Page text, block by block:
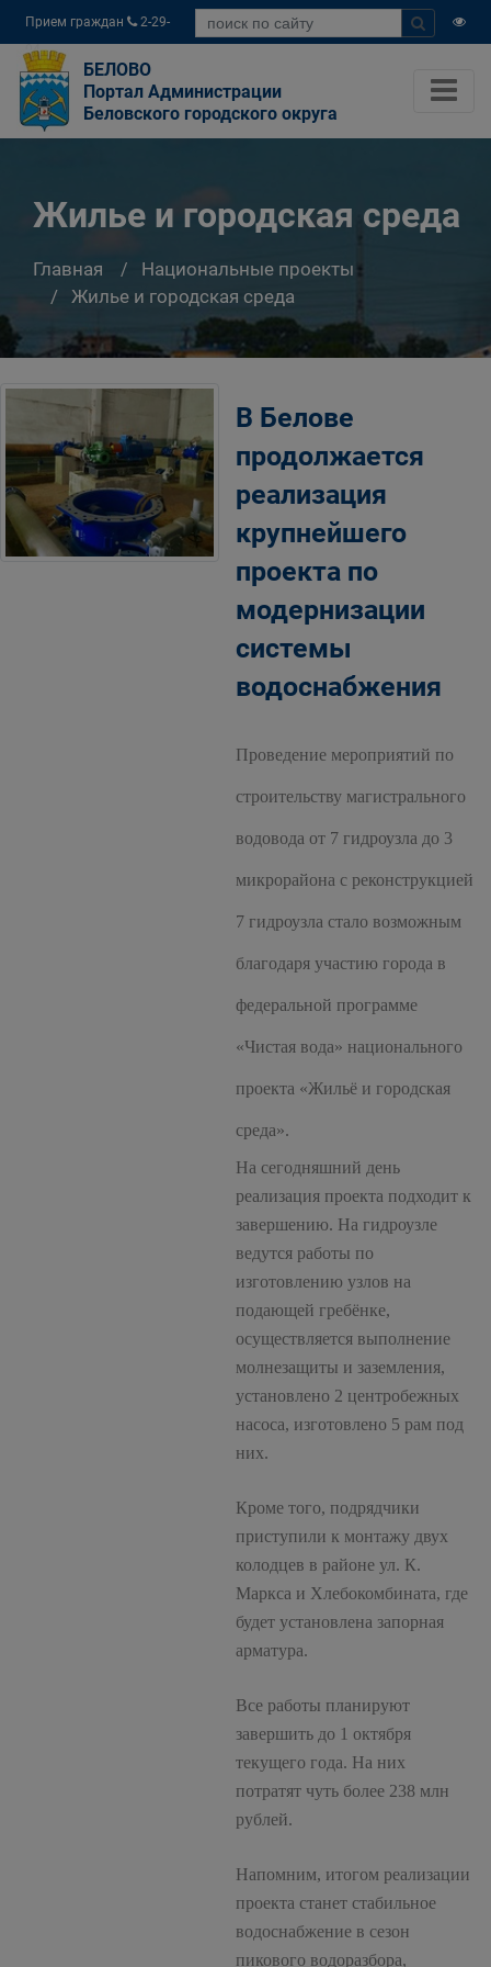
Прием граждан
2-29-
04
БЕЛОВО
Портал Администрации
Беловского городского округа
Жилье и городская среда
Главная
Национальные проекты
Жилье и городская среда
В Белове
продолжается
реализация
крупнейшего
проекта по
модернизации
системы
водоснабжения
Проведение мероприятий по
строительству магистрального
водовода от 7 гидроузла до 3
микрорайона с реконструкцией
7 гидроузла стало возможным
благодаря участию города в
федеральной программе
«Чистая вода» национального
проекта «Жильё и городская
среда».
На сегодняшний день
реализация проекта подходит к
завершению. На гидроузле
ведутся работы по
изготовлению узлов на
подающей гребёнке,
осуществляется выполнение
молнезащиты и заземления,
установлено 2 центробежных
насоса, изготовлено 5 рам под
них.
Кроме того, подрядчики
приступили к монтажу двух
колодцев в районе ул. К.
Маркса и Хлебокомбината, где
будет установлена запорная
арматура.
Все работы планируют
завершить до 1 октября
текущего года. На них
потратят чуть более 238 млн
рублей.
Напомним, итогом реализации
проекта станет стабильное
водоснабжение в сезон
пикового водоразбора,